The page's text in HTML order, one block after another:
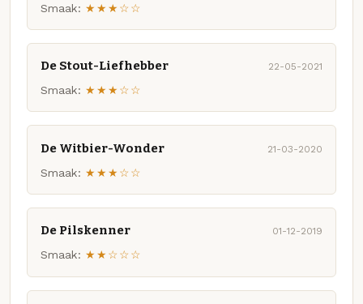
Smaak: ★★★☆☆
De Stout-Liefhebber 22-05-2021
Smaak: ★★★☆☆
De Witbier-Wonder 21-03-2020
Smaak: ★★★☆☆
De Pilskenner 01-12-2019
Smaak: ★★☆☆☆